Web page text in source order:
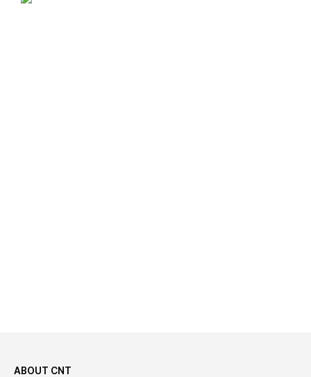
ABOUT CNT